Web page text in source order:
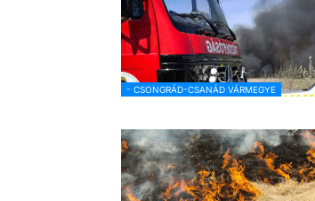
- CSONGRÁD-CSANÁD VÁRMEGYE